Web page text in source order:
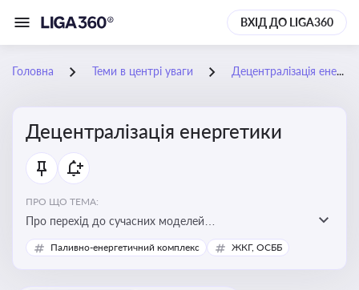
ВХІД ДО LIGA360
Головна Теми в центрі уваги Децентралізація енергетики
Децентралізація енергетики
ПРО ЩО ТЕМА:
Про перехід до сучасних моделей
енергозабезпечення, де виробництво електроенергії
здійснюється ближче до споживача. Це важливо для
Паливно-енергетичний комплекс ЖКГ, ОСББ